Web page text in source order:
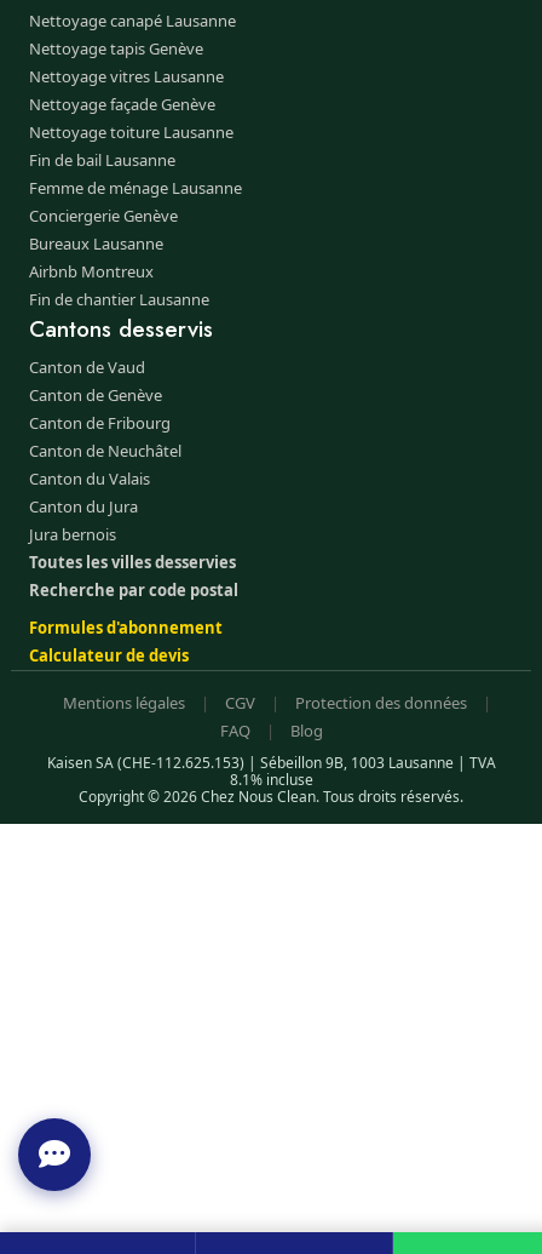
Nettoyage canapé Lausanne
Nettoyage tapis Genève
Nettoyage vitres Lausanne
Nettoyage façade Genève
Nettoyage toiture Lausanne
Fin de bail Lausanne
Femme de ménage Lausanne
Conciergerie Genève
Bureaux Lausanne
Airbnb Montreux
Fin de chantier Lausanne
Cantons desservis
Canton de Vaud
Canton de Genève
Canton de Fribourg
Canton de Neuchâtel
Canton du Valais
Canton du Jura
Jura bernois
Toutes les villes desservies
Recherche par code postal
Formules d'abonnement
Calculateur de devis
Mentions légales | CGV | Protection des données
|
FAQ
| Blog
Kaisen SA (CHE-112.625.153) | Sébeillon 9B, 1003 Lausanne | TVA
8.1% incluse
Copyright © 2026 Chez Nous Clean. Tous droits réservés.